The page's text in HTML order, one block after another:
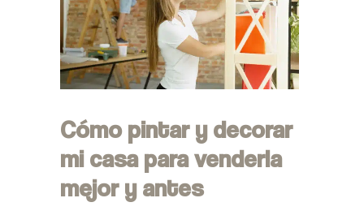
Cómo pintar y decorar
mi casa para venderla
mejor y antes